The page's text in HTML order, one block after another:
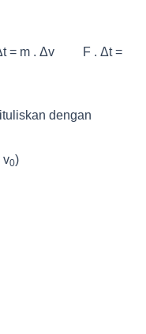
Δt = m . Δv F . Δt =
dengan
v0)